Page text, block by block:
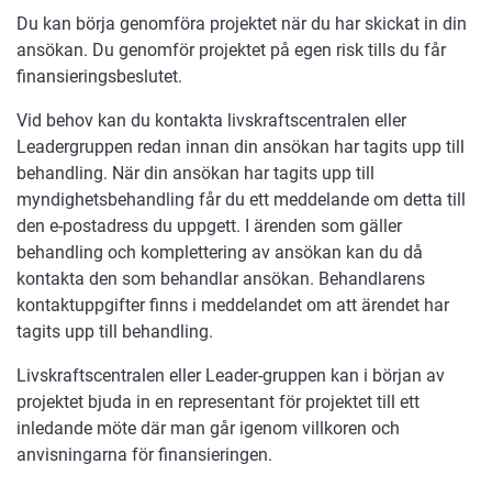
Du kan börja genomföra projektet när du har skickat in din
ansökan. Du genomför projektet på egen risk tills du får
finansieringsbeslutet.
Vid behov kan du kontakta livskraftscentralen eller
Leadergruppen redan innan din ansökan har tagits upp till
behandling. När din ansökan har tagits upp till
myndighetsbehandling får du ett meddelande om detta till
den e-postadress du uppgett. I ärenden som gäller
behandling och komplettering av ansökan kan du då
kontakta den som behandlar ansökan. Behandlarens
kontaktuppgifter finns i meddelandet om att ärendet har
tagits upp till behandling.
Livskraftscentralen eller Leader-gruppen kan i början av
projektet bjuda in en representant för projektet till ett
inledande möte där man går igenom villkoren och
anvisningarna för finansieringen.